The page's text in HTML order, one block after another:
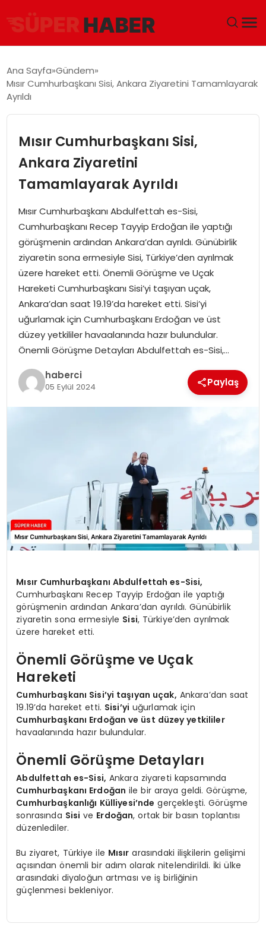
GÜNDEM
EKONOMI
MAGAZIN
SAĞLIK
SIYASET
SPOR
TEKNOLOJI
YAŞAM
Ana Sayfa Gündem
Mısır Cumhurbaşkanı Sisi, Ankara Ziyaretini Tamamlayarak
Ayrıldı
Mısır Cumhurbaşkanı Sisi,
Ankara Ziyaretini
Tamamlayarak Ayrıldı
Mısır Cumhurbaşkanı Abdulfettah es-Sisi,
Cumhurbaşkanı Recep Tayyip Erdoğan ile yaptığı
görüşmenin ardından Ankara’dan ayrıldı. Günübirlik
ziyaretin sona ermesiyle Sisi, Türkiye’den ayrılmak
üzere hareket etti. Önemli Görüşme ve Uçak
Hareketi Cumhurbaşkanı Sisi’yi taşıyan uçak,
Ankara’dan saat 19.19’da hareket etti. Sisi’yi
uğurlamak için Cumhurbaşkanı Erdoğan ve üst
düzey yetkililer havaalanında hazır bulundular.
Önemli Görüşme Detayları Abdulfettah es-Sisi,…
haberci
05 Eylül 2024 Paylaş
Mısır Cumhurbaşkanı Abdulfettah es-Sisi,
Cumhurbaşkanı Recep Tayyip Erdoğan ile yaptığı
görüşmenin ardından Ankara’dan ayrıldı. Günübirlik
ziyaretin sona ermesiyle Sisi, Türkiye’den ayrılmak
üzere hareket etti.
Önemli Görüşme ve Uçak
Hareketi
Cumhurbaşkanı Sisi’yi taşıyan uçak, Ankara’dan saat
19.19’da hareket etti. Sisi’yi uğurlamak için
Cumhurbaşkanı Erdoğan ve üst düzey yetkililer
havaalanında hazır bulundular.
Önemli Görüşme Detayları
Abdulfettah es-Sisi, Ankara ziyareti kapsamında
Cumhurbaşkanı Erdoğan ile bir araya geldi. Görüşme,
Cumhurbaşkanlığı Külliyesi’nde gerçekleşti. Görüşme
sonrasında Sisi ve Erdoğan, ortak bir basın toplantısı
düzenlediler.
Bu ziyaret, Türkiye ile Mısır arasındaki ilişkilerin gelişimi
açısından önemli bir adım olarak nitelendirildi. İki ülke
arasındaki diyaloğun artması ve iş birliğinin
güçlenmesi bekleniyor.